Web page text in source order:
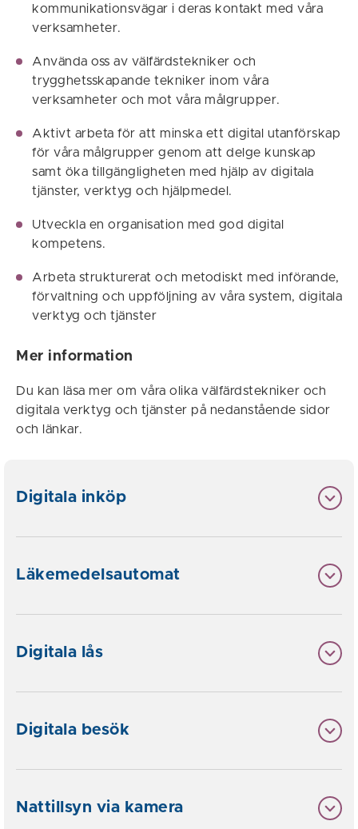
kommunikationsvägar i deras kontakt med våra
verksamheter.
Använda oss av välfärdstekniker och
trygghetsskapande tekniker inom våra
verksamheter och mot våra målgrupper.
Aktivt arbeta för att minska ett digital utanförskap
för våra målgrupper genom att delge kunskap
samt öka tillgängligheten med hjälp av digitala
tjänster, verktyg och hjälpmedel.
Utveckla en organisation med god digital
kompetens.
Arbeta strukturerat och metodiskt med införande,
förvaltning och uppföljning av våra system, digitala
verktyg och tjänster
Mer information
Du kan läsa mer om våra olika välfärdstekniker och
digitala verktyg och tjänster på nedanstående sidor
och länkar.
Digitala inköp
Läkemedelsautomat
Digitala lås
Digitala besök
Nattillsyn via kamera